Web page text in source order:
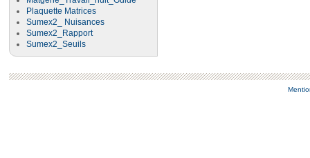
Plaquette Matrices
Sumex2_ Nuisances
Sumex2_Rapport
Sumex2_Seuils